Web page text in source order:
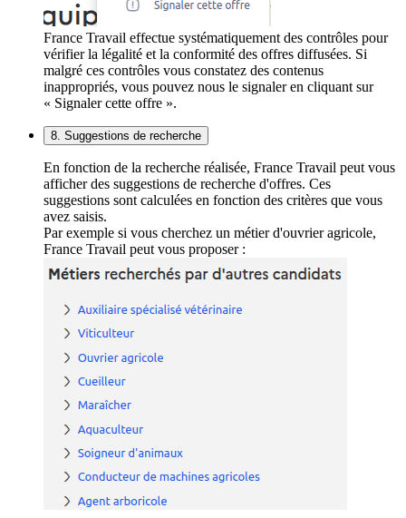
France Travail effectue systématiquement des contrôles pour
vérifier la légalité et la conformité des offres diffusées. Si
malgré ces contrôles vous constatez des contenus
inappropriés, vous pouvez nous le signaler en cliquant sur
« Signaler cette offre ».
8. Suggestions de recherche
En fonction de la recherche réalisée, France Travail peut vous
afficher des suggestions de recherche d'offres. Ces
suggestions sont calculées en fonction des critères que vous
avez saisis.
Par exemple si vous cherchez un métier d'ouvrier agricole,
France Travail peut vous proposer :